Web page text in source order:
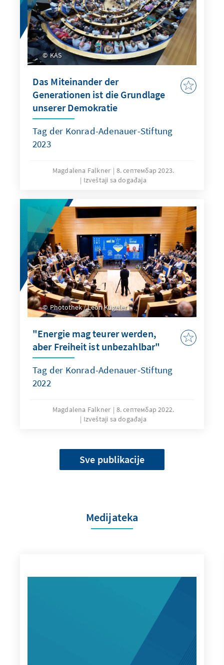
KAS
Das Miteinander der
Generationen ist die Grundlage
unserer Demokratie
Tag der Konrad-Adenauer-Stiftung
2023
Magdalena Falkner
8. септембар 2023.
Izveštaji sa događaja
Photothek / Leon Kügeler
"Energie mag teurer werden,
aber Freiheit ist unbezahlbar"
Tag der Konrad-Adenauer-Stiftung
2022
Magdalena Falkner
8. септембар 2022.
Izveštaji sa događaja
Sve publikacije
Medijateka